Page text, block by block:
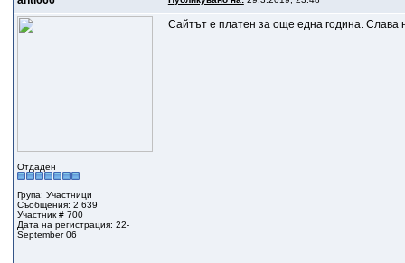
Отдаден
Група: Участници
Съобщения: 2 639
Участник # 700
Дата на регистрация: 22-
September 06
Сайтът е платен за още една година. Слава